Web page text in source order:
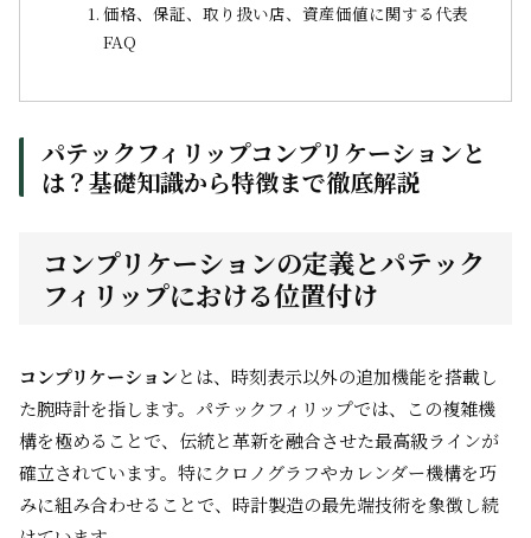
価格、保証、取り扱い店、資産価値に関する代表
FAQ
パテックフィリップコンプリケーションと
は？基礎知識から特徴まで徹底解説
コンプリケーションの定義とパテック
フィリップにおける位置付け
コンプリケーションとは、時刻表示以外の追加機能を搭載し
た腕時計を指します。パテックフィリップでは、この複雑機
構を極めることで、伝統と革新を融合させた最高級ラインが
確立されています。特にクロノグラフやカレンダー機構を巧
みに組み合わせることで、時計製造の最先端技術を象徴し続